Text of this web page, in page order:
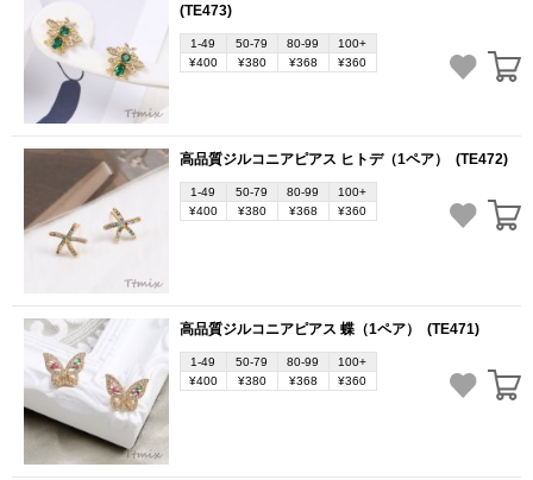
(TE473)
1-49 50-79 80-99
100+
¥400
¥380 ¥368 ¥360
高品質ジルコニアピアス ヒトデ（1ペア） (TE472)
1-49 50-79 80-99
100+
¥400
¥380 ¥368 ¥360
高品質ジルコニアピアス 蝶（1ペア） (TE471)
1-49 50-79 80-99
100+
¥400
¥380 ¥368 ¥360